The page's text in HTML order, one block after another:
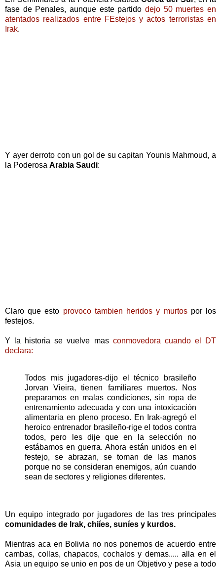
fase de Penales, aunque este partido dejo 50 muertes en
atentados realizados entre FEstejos y actos terroristas en
Irak.
Y ayer derroto con un gol de su capitan Younis Mahmoud, a
la Poderosa Arabia Saudi:
Claro que esto provoco tambien heridos y murtos por los
festejos.
Y la historia se vuelve mas conmovedora cuando el DT
declara:
Todos mis jugadores-dijo el técnico brasileño
Jorvan Vieira, tienen familiares muertos. Nos
preparamos en malas condiciones, sin ropa de
entrenamiento adecuada y con una intoxicación
alimentaria en pleno proceso. En Irak-agregó el
heroico entrenador brasileño-rige el todos contra
todos, pero les dije que en la selección no
estábamos en guerra. Ahora están unidos en el
festejo, se abrazan, se toman de las manos
porque no se consideran enemigos, aún cuando
sean de sectores y religiones diferentes.
Un equipo integrado por jugadores de las tres principales
comunidades de Irak, chiíes, suníes y kurdos.
Mientras aca en Bolivia no nos ponemos de acuerdo entre
cambas, collas, chapacos, cochalos y demas..... alla en el
Asia un equipo se unio en pos de un Objetivo y pese a todo